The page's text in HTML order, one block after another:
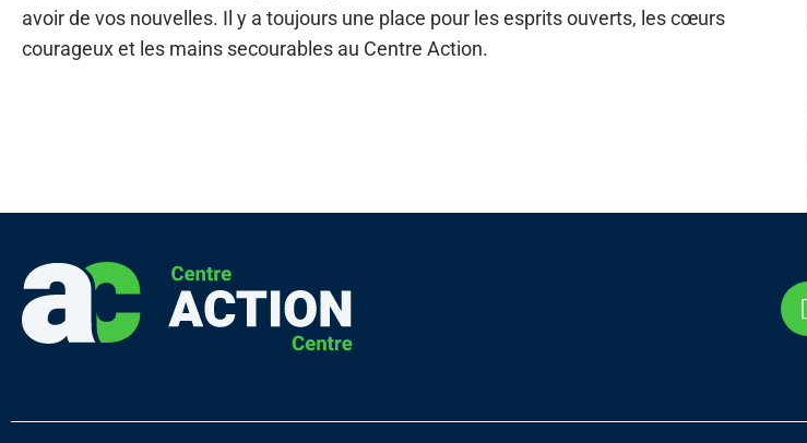
avoir de vos nouvelles. Il y a toujours une place pour les esprits ouverts, les cœurs
courageux et les mains secourables au Centre Action.